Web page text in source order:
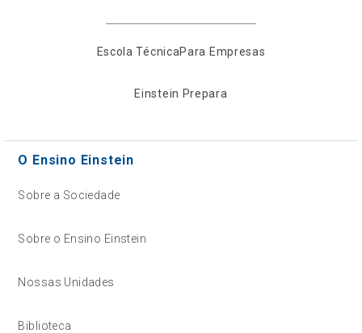
Escola TécnicaPara Empresas
Einstein Prepara
O Ensino Einstein
Sobre a Sociedade
Sobre o Ensino Einstein
Nossas Unidades
Biblioteca